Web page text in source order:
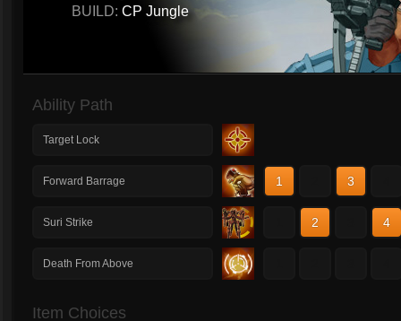
BUILD: CP Jungle
Ability Path
Target Lock
Forward Barrage 1 3
Suri Strike 2 4
Death From Above
Item Choices